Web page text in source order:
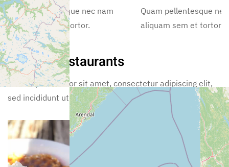
Quam pellentesque nec nam
aliquam sem et tortor.
Quam pellentesque
aliquam sem et tortor.
Nearby Restaurants
Lorem ipsum dolor sit amet, consectetur adipiscing elit,
sed incididunt ut labore.